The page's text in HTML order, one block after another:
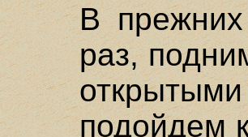
B
раз,
подойдем